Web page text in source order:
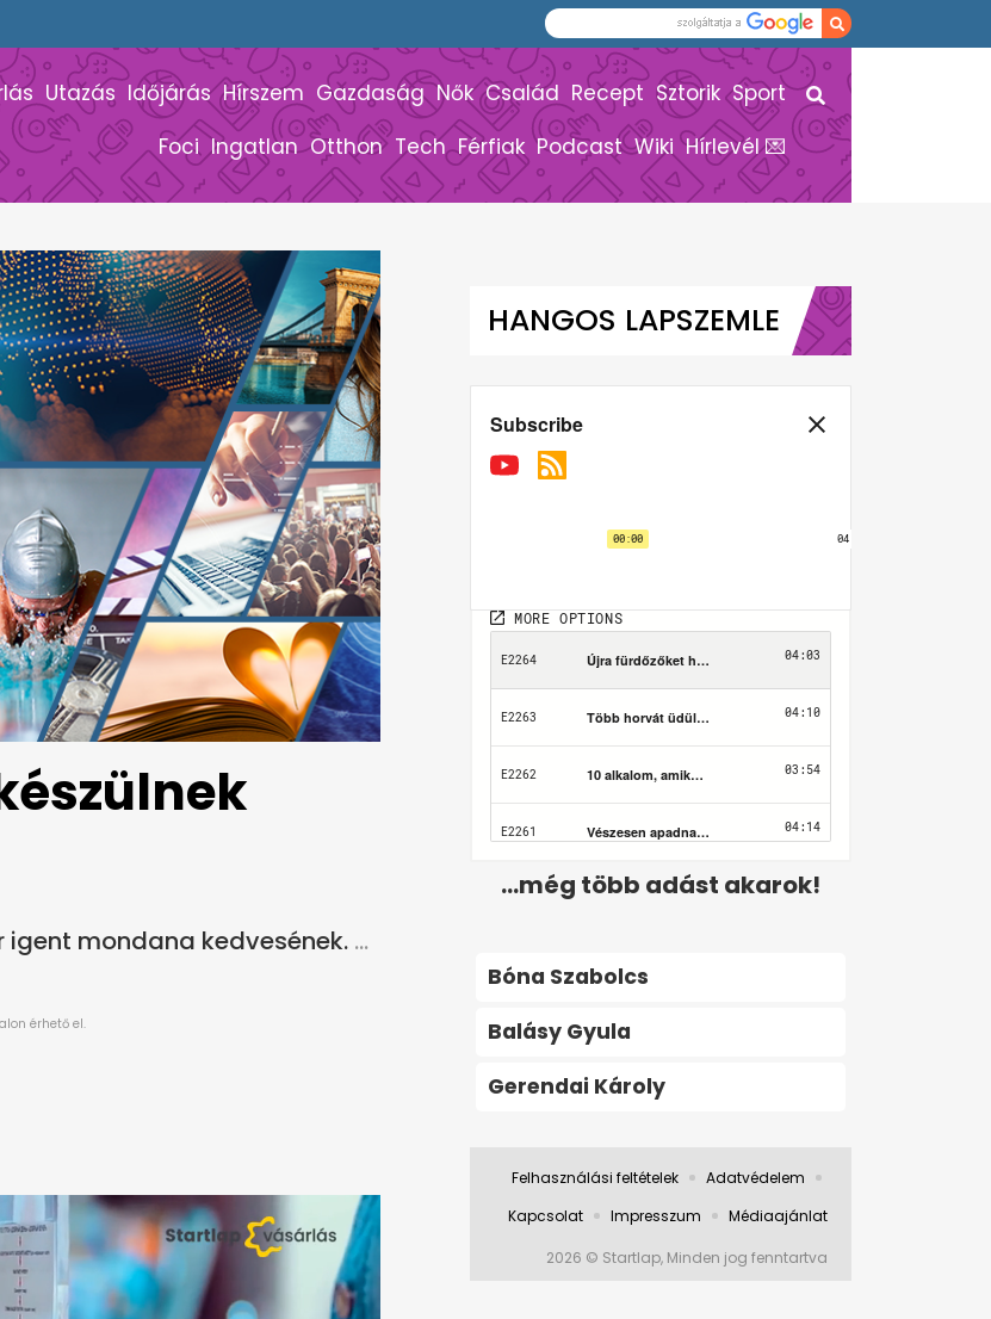
Utazás Időjárás Hírszem Gazdaság Nők Család Recept Sztorik Sport
Foci Ingatlan Otthon Tech Férfiak Podcast Wiki Hírlevél 💌
mondana kedvesének.
HANGOS LAPSZEMLE
...még több adást akarok!
Bóna Szabolcs
Balásy Gyula
Gerendai Károly
Felhasználási feltételek
Adatvédelem
Kapcsolat
Impresszum Médiaajánlat
2026 © Startlap, Minden jog fenntartva